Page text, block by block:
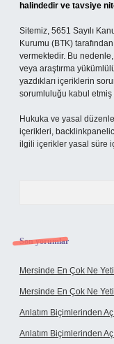
halindedir ve tavsiye
Sitemiz, 5651 Sayılı
Kurumu (BTK)
vermektedir. Bu
veya araştırma
yazdıkları içeriklerin
sorumluluğu kabul etmiş
Hukuka ve yasal
içerikleri,
ilgili içerikler yasal süre
Son yorumlar
Mersinde En Çok Ne
Mersinde En Çok Ne
Anlatım Biçimlerinden
Anlatım Biçimlerinden